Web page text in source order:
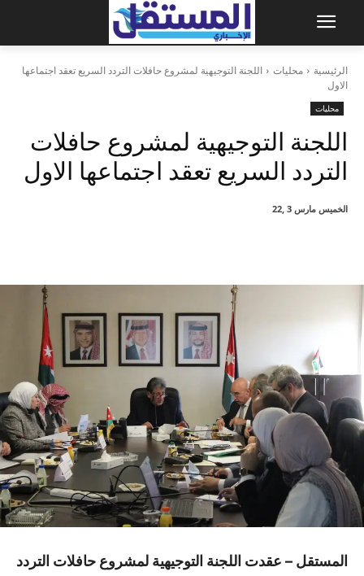
الرئيسية محليات
اللجنة التوجيهية لمشروع حافلات التردد السريع تعقد اجتماعها
الاول
محليات
اللجنة التوجيهية لمشروع حافلات
التردد السريع تعقد اجتماعها الاول
الخميس مارس 3 ,22
المستقل – عقدت اللجنة التوجيهية لمشروع حافلات التردد